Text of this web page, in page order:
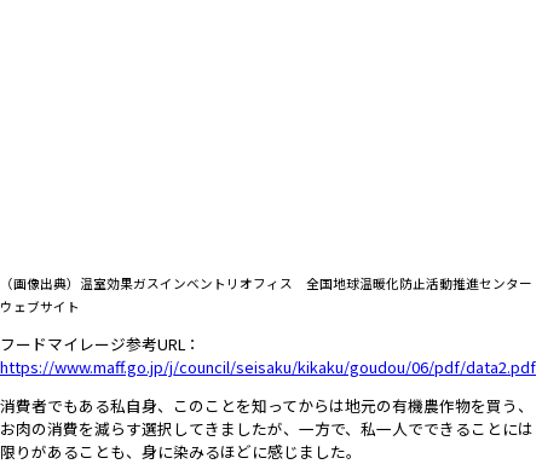
（画像出典）温室効果ガスインベントリオフィス 全国地球温暖化防止活動推進センター
ウェブサイト
フードマイレージ参考URL：
https://www.maff.go.jp/j/council/seisaku/kikaku/goudou/06/pdf/data2.pdf
消費者でもある私自身、このことを知ってからは地元の有機農作物を買う、
お肉の消費を減らす選択してきましたが、一方で、私一人でできることには
限りがあることも、身に染みるほどに感じました。